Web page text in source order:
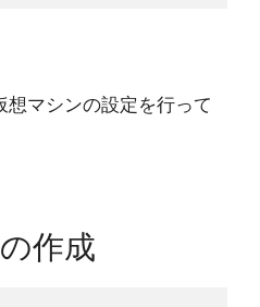
想マシンの設定を行って
作成